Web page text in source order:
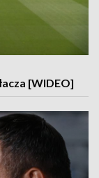
[WIDEO]